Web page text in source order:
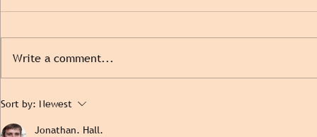
Don't Let Your Brand FOMO
Write a comment...
Sort by: Newest
Jonathan. Hall.